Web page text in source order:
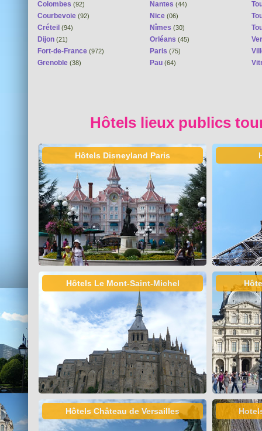
Colombes (92)
Courbevoie (92)
Créteil (94)
Dijon (21)
Fort-de-France (972)
Grenoble (38)
Nantes (44)
Nice (06)
Nîmes (30)
Orléans (45)
Paris (75)
Pau (64)
Hôtels lieux publics
Hôtels Disneyland Paris
Hôtels Le Mont-Saint-Michel
Hôtels Château de Versailles